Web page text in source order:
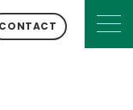
CONTACT